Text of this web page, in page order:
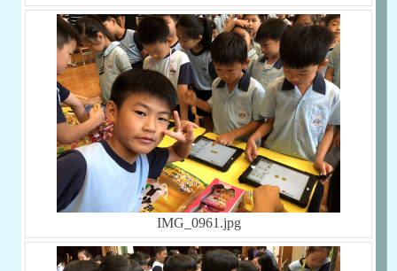
IMG_0961.jpg